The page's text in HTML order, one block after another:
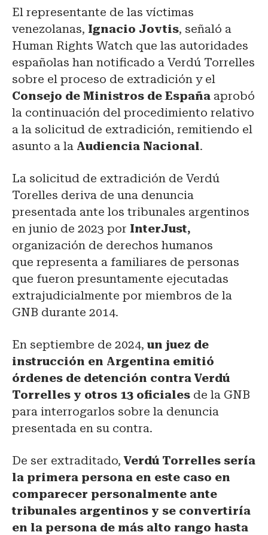
El representante de las víctimas
venezolanas, Ignacio Jovtis, señaló a
Human Rights Watch que las autoridades
españolas han notificado a Verdú Torrelles
sobre el proceso de extradición y el
Consejo de Ministros de España aprobó
la continuación del procedimiento relativo
a la solicitud de extradición, remitiendo el
asunto a la Audiencia Nacional.
La solicitud de extradición de Verdú
Torelles deriva de una denuncia
presentada ante los tribunales argentinos
en junio de 2023 por InterJust,
organización de derechos humanos
que representa a familiares de personas
que fueron presuntamente ejecutadas
extrajudicialmente por miembros de la
GNB durante 2014.
En septiembre de 2024, un juez de
instrucción en Argentina emitió
órdenes de detención contra Verdú
Torrelles y otros 13 oficiales de la GNB
para interrogarlos sobre la denuncia
presentada en su contra.
De ser extraditado,Verdú Torrelles sería
la primera persona en este caso en
comparecer personalmente ante
tribunales argentinos y se convertiría
en la persona de más alto rango hasta